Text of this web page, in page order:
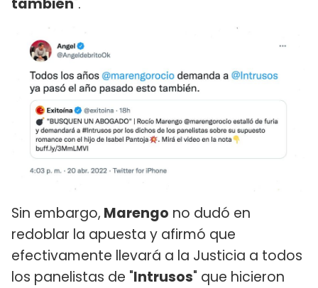
Sin embargo, Marengo no dudó en
redoblar la apuesta y afirmó que
efectivamente llevará a la Justicia a todos
los panelistas de "Intrusos" que hicieron